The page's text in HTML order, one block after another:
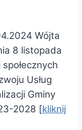
Wójta
8 listopada
Usług
Gminy
2028 [kliknij